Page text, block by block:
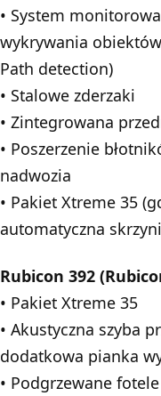
• System
wykrywania
Path detection)
• Stalowe zderzaki
• Zintegrowana
• Poszerzenie
nadwozia
• Pakiet Xtreme 35
automatyczna
Rubicon 392
• Pakiet Xtreme 35
• Akustyczna szyba
dodatkowa pianka
• Podgrzewane